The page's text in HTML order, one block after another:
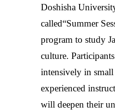
Doshisha
called“Summer
program to study
culture.
intensively in small
experienced
will deepen their